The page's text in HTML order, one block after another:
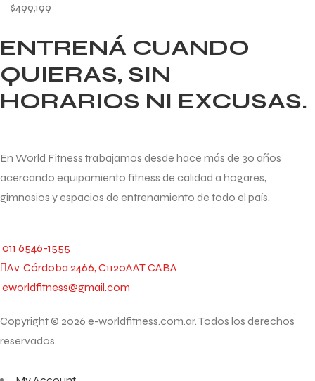
$499,199
ENTRENÁ CUANDO
QUIERAS, SIN
HORARIOS NI EXCUSAS.
En World Fitness trabajamos desde hace más de 30 años
acercando equipamiento fitness de calidad a hogares,
gimnasios y espacios de entrenamiento de todo el país.
011 6546-1555
Av. Córdoba 2466, C1120AAT CABA
eworldfitness@gmail.com
Copyright © 2026 e-worldfitness.com.ar. Todos los derechos
reservados.